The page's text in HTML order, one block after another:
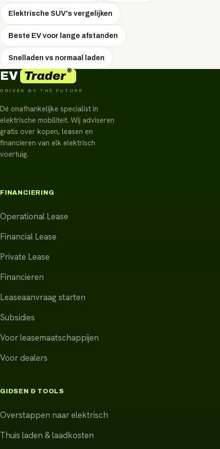
Elektrische SUV's vergelijken
Beste EV voor lange afstanden
Snelladen vs normaal laden
EV Trader®
DRIVEN BY THE FUTURE
Dé onafhankelijke specialist in
elektrische mobiliteit. Wij adviseren
gratis over kopen, leasen en
financieren van elk elektrisch
voertuig.
FINANCIERING
Operational Lease
Financial Lease
Private Lease
Financieren
Leaseaanvraag starten
Subsidies
Voor leasemaatschappijen
Voor dealers
GIDSEN & TOOLS
Overstappen naar elektrisch
Thuis laden & laadkosten